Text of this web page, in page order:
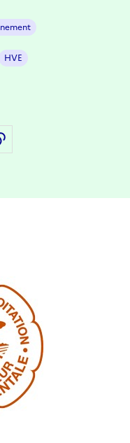
HVE
par email